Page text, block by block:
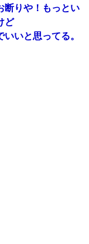
断りや！もっとい
ど
いと思ってる。